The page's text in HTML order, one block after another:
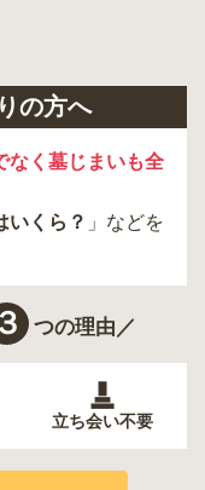
杉並区
の方へ
なく墓じまいも全
いくら？ 」などを
３ つの理由／
立ち会い不要